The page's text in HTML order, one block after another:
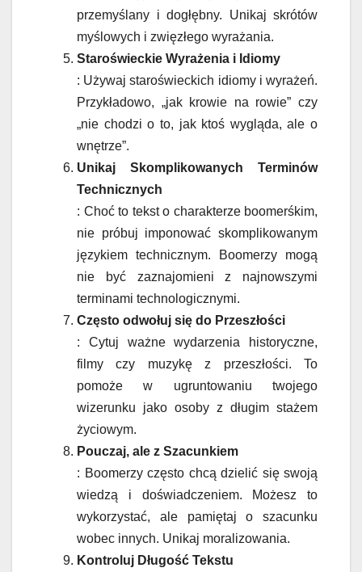
przemyślany i dogłębny. Unikaj skrótów
myślowych i zwięzłego wyrażania.
Staroświeckie Wyrażenia i Idiomy
: Używaj staroświeckich idiomy i wyrażeń.
Przykładowo, „jak krowie na rowie” czy
„nie chodzi o to, jak ktoś wygląda, ale o
wnętrze”.
Unikaj Skomplikowanych Terminów
Technicznych
: Choć to tekst o charakterze boomerśkim,
nie próbuj imponować skomplikowanym
językiem technicznym. Boomerzy mogą
nie być zaznajomieni z najnowszymi
terminami technologicznymi.
Często odwołuj się do Przeszłości
: Cytuj ważne wydarzenia historyczne,
filmy czy muzykę z przeszłości. To
pomoże w ugruntowaniu twojego
wizerunku jako osoby z długim stażem
życiowym.
Pouczaj, ale z Szacunkiem
: Boomerzy często chcą dzielić się swoją
wiedzą i doświadczeniem. Możesz to
wykorzystać, ale pamiętaj o szacunku
wobec innych. Unikaj moralizowania.
Kontroluj Długość Tekstu